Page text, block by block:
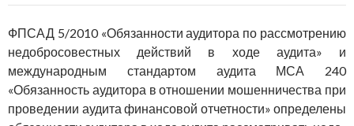
ФПСАД 5/2010 «Обязанности аудитора по рассмотрению
недоб­росовестных действий в ходе аудита» и
международным стандартом аудита МСА 240
«Обязанность аудитора в отношении мошен­ничества при
проведении аудита финансовой отчетности» опре­делены